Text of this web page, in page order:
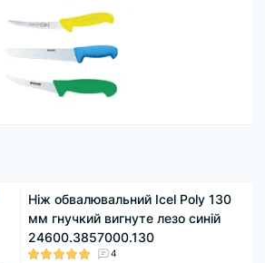
Ніж обвалювальний Icel Poly 130
мм гнучкий вигнуте лезо синій
24600.3857000.130
4